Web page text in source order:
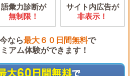
語彙力診断が
無制限！
サイト内広告が
非表示！
なら最大６０日間無料で
アム体験ができます！